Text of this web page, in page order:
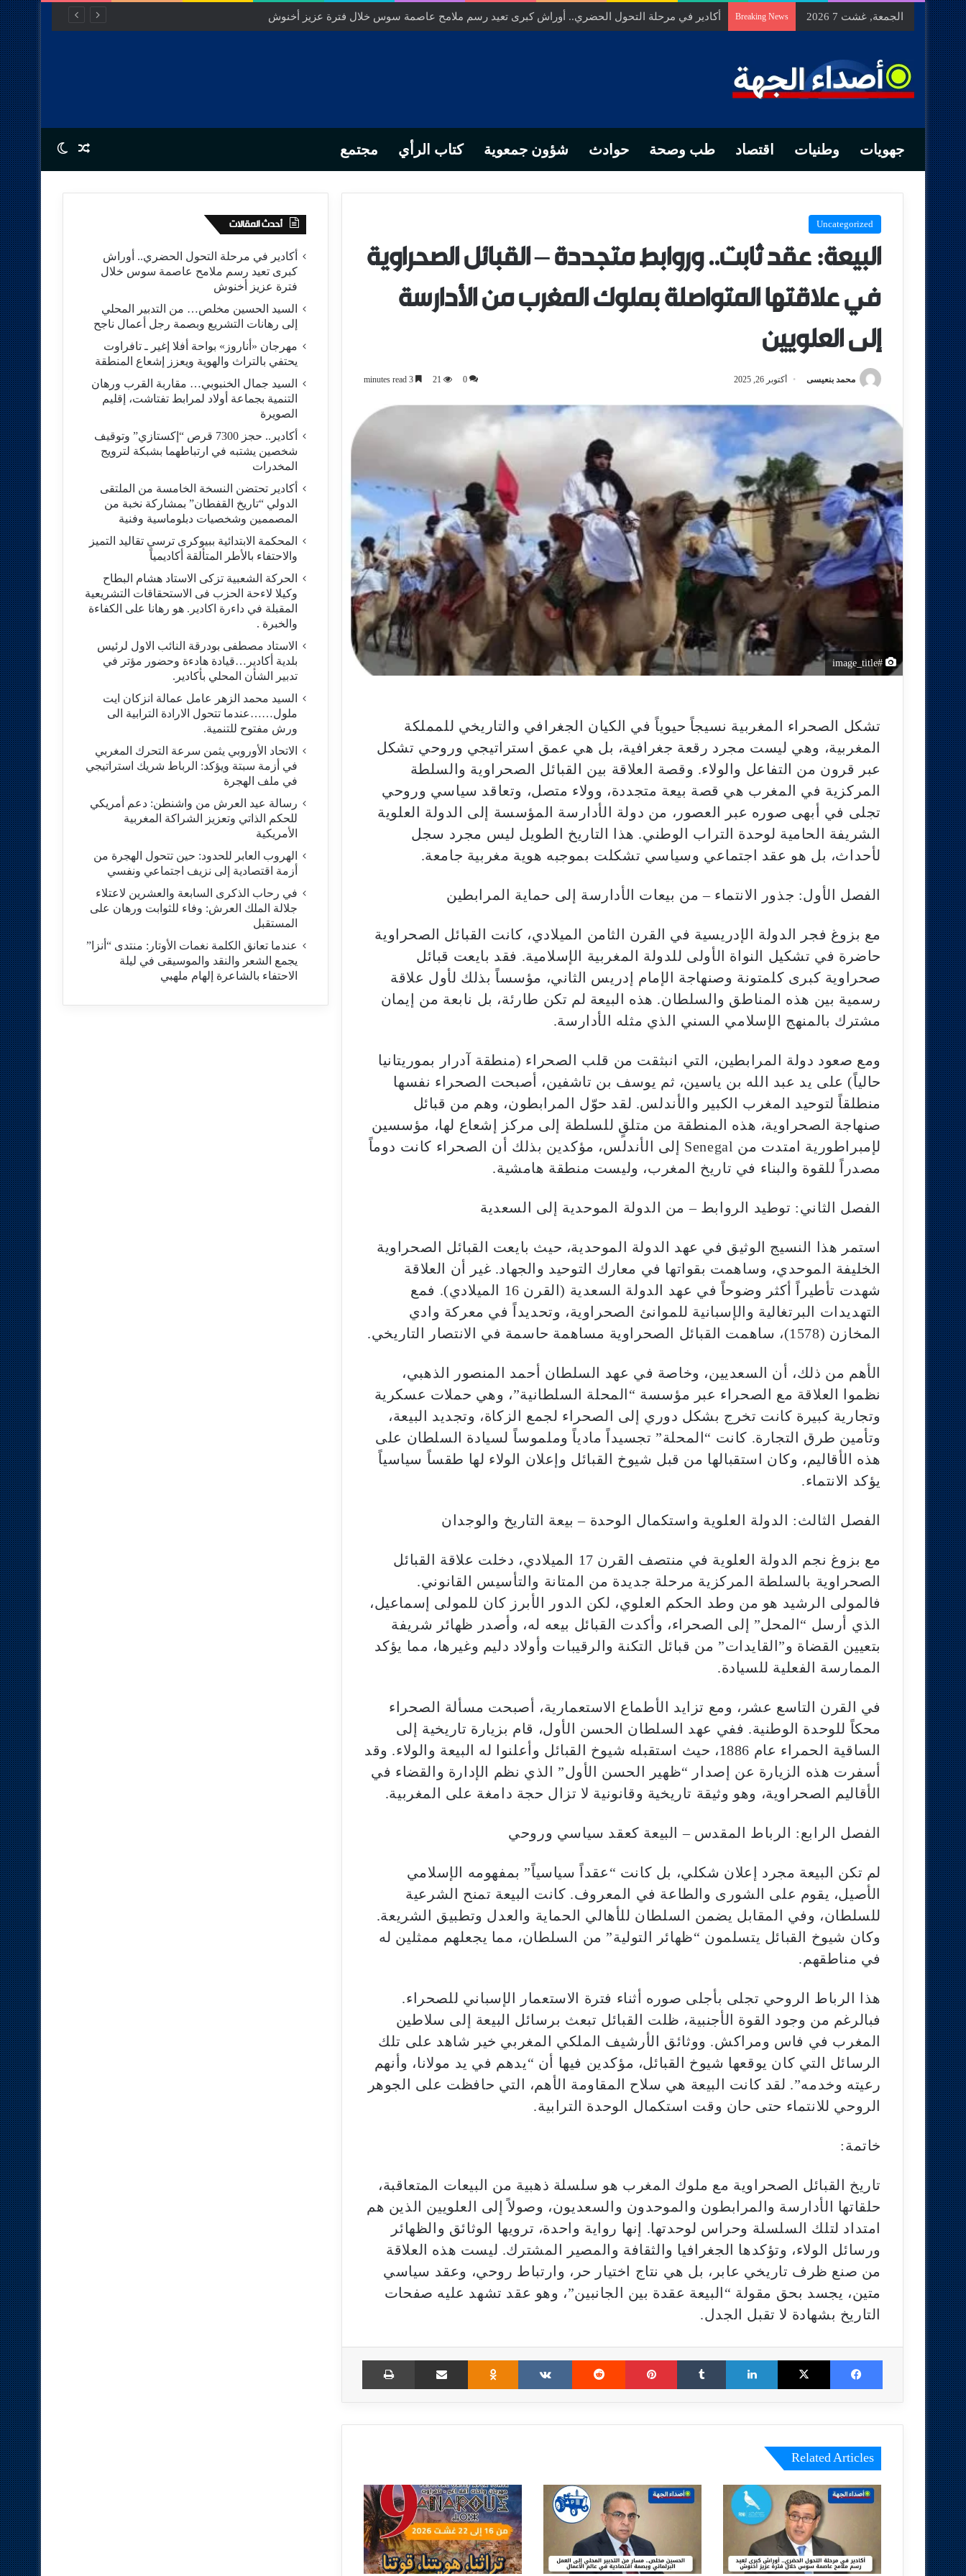
الجمعة, غشت 7 2026 Breaking News السيد الحسين مخلص… من التدبير المحلي إلى رهانات التشريع وبصمة رجل أعمال ناجح
جهويات وطنيات اقتصاد طب وصحة حوادث شؤون جمعوية كتاب الرأي مجتمع Random Article
Switch skin
Uncategorized
البيعة: عقد ثابت.. وروابط متجددة – القبائل الصحراوية
في علاقتها المتواصلة بملوك المغرب من الأدارسة
إلى العلويين
محمد بنعيسى أكتوبر 26, 2025 0
21
#image_title
تشكل الصحراء المغربية نسيجاً حيوياً في الكيان الجغرافي والتاريخي للمملكة
المغربية، وهي ليست مجرد رقعة جغرافية، بل هي عمق استراتيجي وروحي تشكل
عبر قرون من التفاعل والولاء. وقصة العلاقة بين القبائل الصحراوية والسلطة
المركزية في المغرب هي قصة بيعة متجددة، وولاء متصل، وتعاقد سياسي وروحي
تجلى في أبهى صوره عبر العصور، من دولة الأدارسة المؤسسة إلى الدولة العلوية
الشريفة الحامية لوحدة التراب الوطني. هذا التاريخ الطويل ليس مجرد سجل
لأحداث، بل هو عقد اجتماعي وسياسي تشكلت بموجبه هوية مغربية جامعة.
الفصل الأول: جذور الانتماء – من بيعات الأدارسة إلى حماية المرابطين
مع بزوغ فجر الدولة الإدريسية في القرن الثامن الميلادي، كانت القبائل الصحراوية
حاضرة في تشكيل النواة الأولى للدولة المغربية الإسلامية. فقد بايعت قبائل
صحراوية كبرى كلمتونة وصنهاجة الإمام إدريس الثاني، مؤسساً بذلك لأول علاقة
رسمية بين هذه المناطق والسلطان. هذه البيعة لم تكن طارئة، بل نابعة من إيمان
مشترك بالمنهج الإسلامي السني الذي مثله الأدارسة.
ومع صعود دولة المرابطين، التي انبثقت من قلب الصحراء (منطقة آدرار بموريتانيا
حالياً) على يد عبد الله بن ياسين، ثم يوسف بن تاشفين، أصبحت الصحراء نفسها
منطلقاً لتوحيد المغرب الكبير والأندلس. لقد حوّل المرابطون، وهم من قبائل
صنهاجة الصحراوية، هذه المنطقة من متلقٍ للسلطة إلى مركز إشعاع لها، مؤسسين
لإمبراطورية امتدت من Senegal إلى الأندلس، مؤكدين بذلك أن الصحراء كانت دوماً
مصدراً للقوة والبناء في تاريخ المغرب، وليست منطقة هامشية.
الفصل الثاني: توطيد الروابط – من الدولة الموحدية إلى السعدية
استمر هذا النسيج الوثيق في عهد الدولة الموحدية، حيث بايعت القبائل الصحراوية
الخليفة الموحدي، وساهمت بقواتها في معارك التوحيد والجهاد. غير أن العلاقة
شهدت تأطيراً أكثر وضوحاً في عهد الدولة السعدية (القرن 16 الميلادي). فمع
التهديدات البرتغالية والإسبانية للموانئ الصحراوية، وتحديداً في معركة وادي
المخازن (1578)، ساهمت القبائل الصحراوية مساهمة حاسمة في الانتصار التاريخي.
الأهم من ذلك، أن السعديين، وخاصة في عهد السلطان أحمد المنصور الذهبي،
نظموا العلاقة مع الصحراء عبر مؤسسة “المحلة السلطانية”، وهي حملات عسكرية
وتجارية كبيرة كانت تخرج بشكل دوري إلى الصحراء لجمع الزكاة، وتجديد البيعة،
وتأمين طرق التجارة. كانت “المحلة” تجسيداً مادياً وملموساً لسيادة السلطان على
هذه الأقاليم، وكان استقبالها من قبل شيوخ القبائل وإعلان الولاء لها طقساً سياسياً
يؤكد الانتماء.
الفصل الثالث: الدولة العلوية واستكمال الوحدة – بيعة التاريخ والوجدان
مع بزوغ نجم الدولة العلوية في منتصف القرن 17 الميلادي، دخلت علاقة القبائل
الصحراوية بالسلطة المركزية مرحلة جديدة من المتانة والتأسيس القانوني.
فالمولى الرشيد هو من وطد الحكم العلوي، لكن الدور الأبرز كان للمولى إسماعيل،
الذي أرسل “المحل” إلى الصحراء، وأكدت القبائل بيعه له، وأصدر ظهائر شريفة
بتعيين القضاة و”القايدات” من قبائل التكنة والرقيبات وأولاد دليم وغيرها، مما يؤكد
الممارسة الفعلية للسيادة.
في القرن التاسع عشر، ومع تزايد الأطماع الاستعمارية، أصبحت مسألة الصحراء
محكاً للوحدة الوطنية. ففي عهد السلطان الحسن الأول، قام بزيارة تاريخية إلى
الساقية الحمراء عام 1886، حيث استقبله شيوخ القبائل وأعلنوا له البيعة والولاء. وقد
أسفرت هذه الزيارة عن إصدار “ظهير الحسن الأول” الذي نظم الإدارة والقضاء في
الأقاليم الصحراوية، وهو وثيقة تاريخية وقانونية لا تزال حجة دامغة على المغربية.
الفصل الرابع: الرباط المقدس – البيعة كعقد سياسي وروحي
لم تكن البيعة مجرد إعلان شكلي، بل كانت “عقداً سياسياً” بمفهومه الإسلامي
الأصيل، يقوم على الشورى والطاعة في المعروف. كانت البيعة تمنح الشرعية
للسلطان، وفي المقابل يضمن السلطان للأهالي الحماية والعدل وتطبيق الشريعة.
وكان شيوخ القبائل يتسلمون “ظهائر التولية” من السلطان، مما يجعلهم ممثلين له
في مناطقهم.
هذا الرباط الروحي تجلى بأجلى صوره أثناء فترة الاستعمار الإسباني للصحراء.
فبالرغم من وجود القوة الأجنبية، ظلت القبائل تبعث برسائل البيعة إلى سلاطين
المغرب في فاس ومراكش. ووثائق الأرشيف الملكي المغربي خير شاهد على تلك
الرسائل التي كان يوقعها شيوخ القبائل، مؤكدين فيها أن “يدهم في يد مولانا، وأنهم
رعيته وخدمه”. لقد كانت البيعة هي سلاح المقاومة الأهم، التي حافظت على الجوهر
الروحي للانتماء حتى حان وقت استكمال الوحدة الترابية.
خاتمة:
تاريخ القبائل الصحراوية مع ملوك المغرب هو سلسلة ذهبية من البيعات المتعاقبة،
حلقاتها الأدارسة والمرابطون والموحدون والسعديون، وصولاً إلى العلويين الذين هم
امتداد لتلك السلسلة وحراس لوحدتها. إنها رواية واحدة، ترويها الوثائق والظهائر
ورسائل الولاء، وتؤكدها الجغرافيا والثقافة والمصير المشترك. ليست هذه العلاقة
من صنع ظرف تاريخي عابر، بل هي نتاج اختيار حر، وارتباط روحي، وعقد سياسي
متين، يجسد بحق مقولة “البيعة عقدة بين الجانبين”، وهو عقد تشهد عليه صفحات
التاريخ بشهادة لا تقبل الجدل.
Facebook
X
LinkedIn
Tumblr
Pinterest
Reddit
VKontakte
Odnoklassniki
Share via Email
Print
Related Articles
أحدث المقالات
أكادير في مرحلة التحول الحضري.. أوراش
كبرى تعيد رسم ملامح عاصمة سوس خلال
فترة عزيز أخنوش
السيد الحسين مخلص… من التدبير المحلي
إلى رهانات التشريع وبصمة رجل أعمال ناجح
مهرجان «أناروز» بواحة أفلا إغير ـ تافراوت
يحتفي بالتراث والهوية ويعزز إشعاع المنطقة
السيد جمال الخنبوبي… مقاربة القرب ورهان
التنمية بجماعة أولاد لمرابط تفتاشت، إقليم
الصويرة
أكادير.. حجز 7300 قرص “إكستازي” وتوقيف
شخصين يشتبه في ارتباطهما بشبكة لترويج
المخدرات
أكادير تحتضن النسخة الخامسة من الملتقى
الدولي “تاريخ القفطان” بمشاركة نخبة من
المصممين وشخصيات دبلوماسية وفنية
المحكمة الابتدائية ببيوكرى ترسي تقاليد التميز
والاحتفاء بالأطر المتألقة أكاديمياً
الحركة الشعبية تزكى الاستاد هشام البطاح
وكيلا لاءحة الحزب فى الاستحقاقات التشريعية
المقبلة في داءرة اكادير. هو رهانا على الكفاءة
والخبرة .
الاستاد مصطفى بودرقة النائب الاول لرئيس
بلدية أكادير…قيادة هادءة وحضور مؤتر في
تدبير الشأن المحلي بأكادير.
السيد محمد الزهر عامل عمالة انزكان ايت
ملول……عندما تتحول الارادة الترابية الى
ورش مفتوح للتنمية.
الاتحاد الأوروبي يثمن سرعة التحرك المغربي
في أزمة سبتة ويؤكد: الرباط شريك استراتيجي
في ملف الهجرة
رسالة عيد العرش من واشنطن: دعم أمريكي
للحكم الذاتي وتعزيز الشراكة المغربية
الأمريكية
​الهروب العابر للحدود: حين تتحول الهجرة من
أزمة اقتصادية إلى نزيف اجتماعي ونفسي
في رحاب الذكرى السابعة والعشرين لاعتلاء
جلالة الملك العرش: وفاء للثوابت ورهان على
المستقبل
​عندما تعانق الكلمة نغمات الأوتار: منتدى “أنزا”
يجمع الشعر والنقد والموسيقى في ليلة
الاحتفاء بالشاعرة إلهام ملهبي